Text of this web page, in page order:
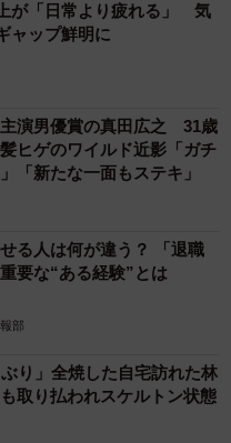
が「日常より疲れる」 気
ャップ鮮明に
演男優賞の真田広之 31歳
ヒゲのワイルド近影「ガチ
「新たな一面もステキ」
る人は何が違う？ 「退職
要な“ある経験”とは
部
ぶり」全焼した自宅訪れた林
取り払われスケルトン状態